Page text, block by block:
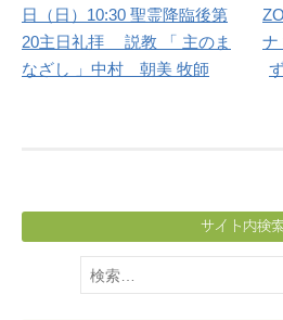
日（日）10:30 聖霊降臨後第
20主日礼拝 説教 「 主のま
なざし 」中村 朝美 牧師
ナ
サイト内検
検
索: